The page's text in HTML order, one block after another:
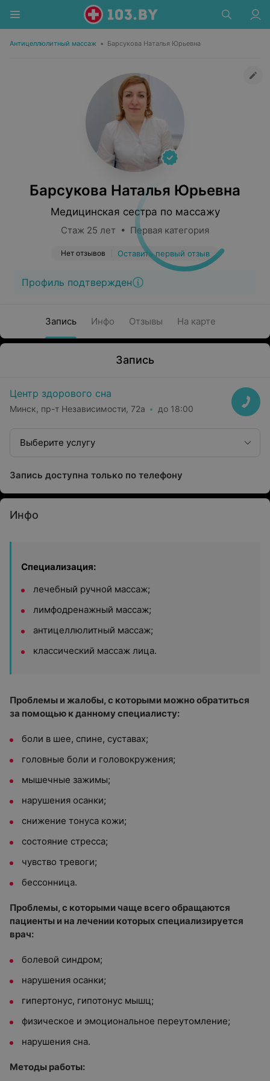
Антицеллюлитный массаж • Барсукова Наталья Юрьевна
Барсукова Наталья Юрьевна
Медицинская сестра по массажу
Стаж 25 лет • Первая категория
Нет отзывов Оставить первый отзыв
Профиль подтвержден
Запись Инфо Отзывы На карте
Запись
Центр здорового сна
Минск, пр-т Независимости, 72а до 18:00
Выберите услугу
Запись доступна только по телефону
Инфо
Специализация:
лечебный ручной массаж;
лимфодренажный массаж;
антицеллюлитный массаж;
классический массаж лица.
Проблемы и жалобы, с которыми можно обратиться
за помощью к данному специалисту:
боли в шее, спине, суставах;
головные боли и головокружения;
мышечные зажимы;
нарушения осанки;
снижение тонуса кожи;
состояние стресса;
чувство тревоги;
бессонница.
Проблемы, с которыми чаще всего обращаются
пациенты и на лечении которых специализируется
врач:
болевой синдром;
нарушения осанки;
гипертонус, гипотонус мышц;
физическое и эмоциональное переутомление;
нарушения сна.
Методы работы: